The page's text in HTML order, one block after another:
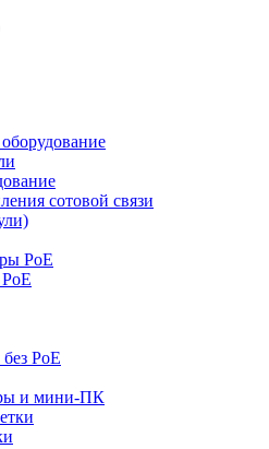
сотовой связи
PoE
PoE
и мини-ПК